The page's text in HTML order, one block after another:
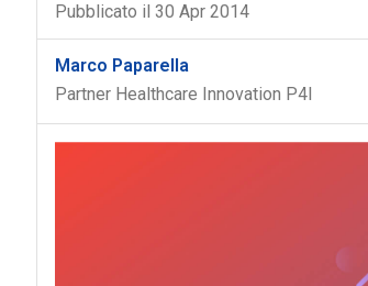
Pubblicato il 30 Apr 2014
Marco Paparella
Partner Healthcare Innovation P4I